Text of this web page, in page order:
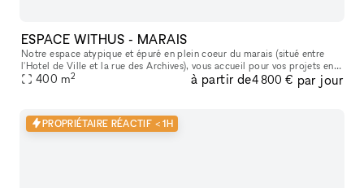
ESPACE WITHUS - MARAIS
Notre espace atypique et épuré en plein coeur du marais (situé entre
l'Hotel de Ville et la rue des Archives), vous accueil pour vos projets en
tout genre : Shooting/tournage , défilé , showroom , pr
400 m2 à partir de4 800 € par jour
PROPRIÉTAIRE RÉACTIF < 1H